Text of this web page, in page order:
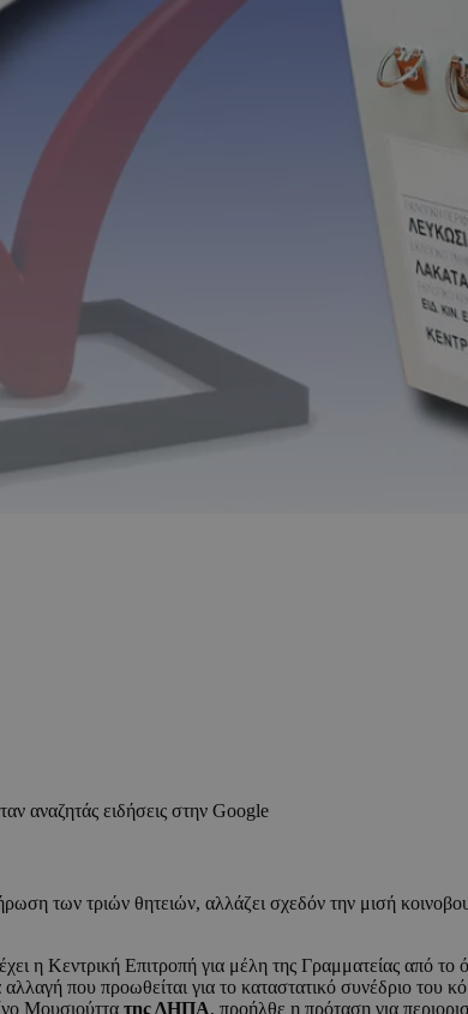
αναζητάς ειδήσεις στην Google
των τριών θητειών, αλλάζει σχεδόν την μισή
η Κεντρική Επιτροπή για μέλη της Γραμματείας από
που προωθείται για το καταστατικό συνέδριο του
Μουσιούττα της ΔΗΠΑ, προήλθε η πρόταση για